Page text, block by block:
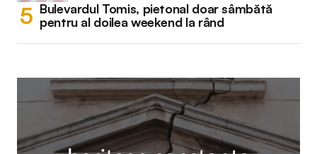
Bulevardul Tomis, pietonal doar sâmbătă
pentru al doilea weekend la rând